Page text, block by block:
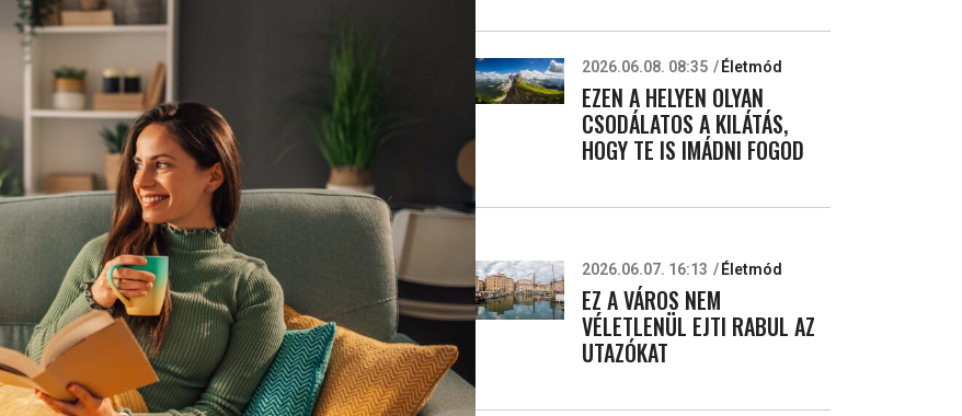
2026.06.08. 08:35 Életmód
EZEN A HELYEN OLYAN
CSODÁLATOS A KILÁTÁS,
HOGY TE IS IMÁDNI FOGOD
2026.06.07. 16:13 Életmód
EZ A VÁROS NEM
VÉLETLENÜL EJTI RABUL AZ
UTAZÓKAT